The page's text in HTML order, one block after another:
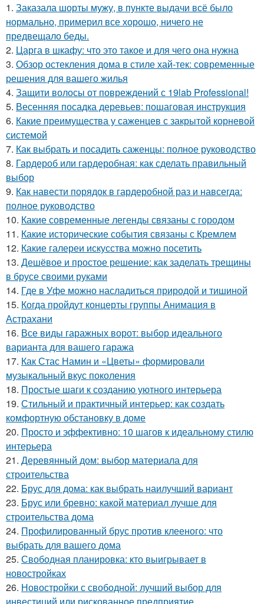
1. Заказала шорты мужу, в пункте выдачи всё было
нормально, примерил все хорошо, ничего не
предвещало беды.
2. Царга в шкафу: что это такое и для чего она нужна
3. Обзор остекления дома в стиле хай-тек: современные
решения для вашего жилья
4. Защити волосы от повреждений с 19lab Professional!
5. Весенняя посадка деревьев: пошаговая инструкция
6. Какие преимущества у саженцев с закрытой корневой
системой
7. Как выбрать и посадить саженцы: полное руководство
8. Гардероб или гардеробная: как сделать правильный
выбор
9. Как навести порядок в гардеробной раз и навсегда:
полное руководство
10. Какие современные легенды связаны с городом
11. Какие исторические события связаны с Кремлем
12. Какие галереи искусства можно посетить
13. Дешёвое и простое решение: как заделать трещины
в брусе своими руками
14. Где в Уфе можно насладиться природой и тишиной
15. Когда пройдут концерты группы Анимация в
Астрахани
16. Все виды гаражных ворот: выбор идеального
варианта для вашего гаража
17. Как Стас Намин и «Цветы» формировали
музыкальный вкус поколения
18. Простые шаги к созданию уютного интерьера
19. Стильный и практичный интерьер: как создать
комфортную обстановку в доме
20. Просто и эффективно: 10 шагов к идеальному стилю
интерьера
21. Деревянный дом: выбор материала для
строительства
22. Брус для дома: как выбрать наилучший вариант
23. Брус или бревно: какой материал лучше для
строительства дома
24. Профилированный брус против клееного: что
выбрать для вашего дома
25. Свободная планировка: кто выигрывает в
новостройках
26. Новостройки с свободной: лучший выбор для